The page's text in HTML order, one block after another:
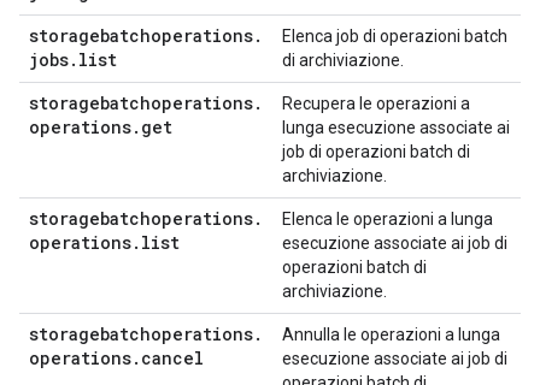
storagebatchoperations.
jobs. list
Elenca job di operazioni batch
di archiviazione.
storagebatchoperations.
operations. get
Recupera le operazioni a
lunga esecuzione associate ai
job di operazioni batch di
archiviazione.
storagebatchoperations.
operations. list
Elenca le operazioni a lunga
esecuzione associate ai job di
operazioni batch di
archiviazione.
storagebatchoperations.
operations. cancel
Annulla le operazioni a lunga
esecuzione associate ai job di